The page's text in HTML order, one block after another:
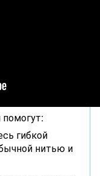
гибкой
нитью и